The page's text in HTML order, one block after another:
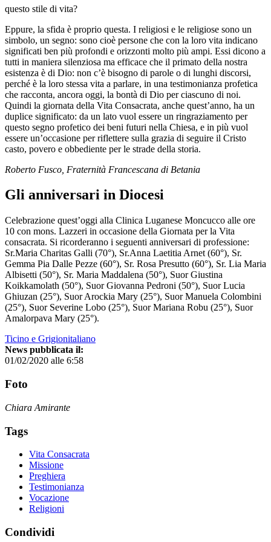
questo stile di vita?
Eppure, la sfida è proprio questa. I religiosi e le religiose sono un
simbolo, un segno: sono cioè persone che con la loro vita indicano
significati ben più profondi e orizzonti molto più ampi. Essi dicono a
tutti in maniera silenziosa ma efficace che il primato della nostra
esistenza è di Dio: non c’è bisogno di parole o di lunghi discorsi,
perché è la loro stessa vita a parlare, in una testimonianza profetica
che racconta, ancora oggi, la bontà di Dio per ciascuno di noi.
Quindi la giornata della Vita Consacrata, anche quest’anno, ha un
duplice significato: da un lato vuol essere un ringraziamento per
questo segno profetico dei beni futuri nella Chiesa, e in più vuol
essere un’occasione per riflettere sulla grazia di seguire il Cristo
casto, povero e obbediente per le strade della storia.
Roberto Fusco, Fraternità Francescana di Betania
Gli anniversari in Diocesi
Celebrazione quest’oggi alla Clinica Luganese Moncucco alle ore
10 con mons. Lazzeri in occasione della Giornata per la Vita
consacrata. Si ricorderanno i seguenti anniversari di professione:
Sr.Maria Charitas Galli (70°), Sr.Anna Laetitia Arnet (60°), Sr.
Gemma Pia Dalle Pezze (60°), Sr. Rosa Presutto (60°), Sr. Lia Maria
Albisetti (50°), Sr. Maria Maddalena (50°), Suor Giustina
Koikkamolath (50°), Suor Giovanna Pedroni (50°), Suor Lucia
Ghiuzan (25°), Suor Arockia Mary (25°), Suor Manuela Colombini
(25°), Suor Severine Lobo (25°), Suor Mariana Robu (25°), Suor
Amalorpava Mary (25°).
Ticino e Grigionitaliano
News pubblicata il:
01/02/2020 alle 6:58
Foto
Chiara Amirante
Tags
Vita Consacrata
Missione
Preghiera
Testimonianza
Vocazione
Religioni
Condividi